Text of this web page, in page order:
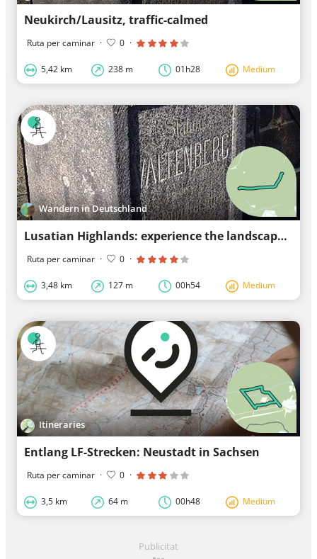
Neukirch/Lausitz, traffic-calmed
Ruta per caminar · 0 ·
5,42 km 238 m 01h28 Medium
Wandern in Deutschland
Lusatian Highlands: experience the landscape around the mountain
Ruta per caminar · 0 ·
3,48 km 127 m 00h54 Medium
Itineraries
Entlang LF-Strecken: Neustadt in Sachsen
Ruta per caminar · 0 ·
3,5 km 64 m 00h48 Medium
Publicitat